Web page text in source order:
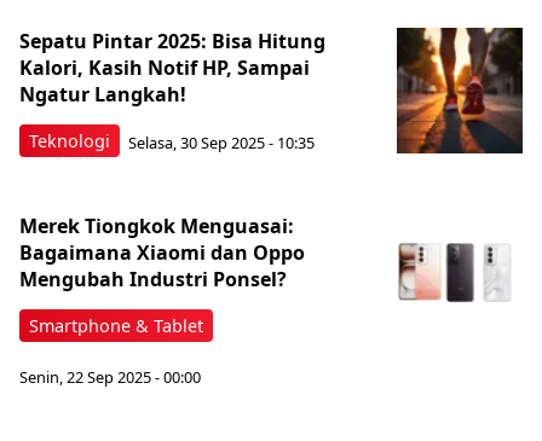
Teknologi
Sepatu Pintar 2025: Bisa Hitung
Kalori, Kasih Notif HP, Sampai
Ngatur Langkah!
Selasa, 30 Sep 2025 - 10:35
Smartphone & Tablet
Merek Tiongkok Menguasai:
Bagaimana Xiaomi dan Oppo
Mengubah Industri Ponsel?
Senin, 22 Sep 2025 - 00:00